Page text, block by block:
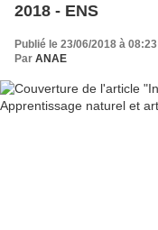
2018 - ENS
Publié le 23/06/2018 à 08:23
Par ANAE